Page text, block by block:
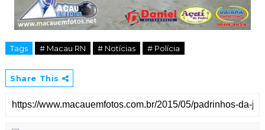
Tags # Macau RN # Notícias # Polícia
Share This